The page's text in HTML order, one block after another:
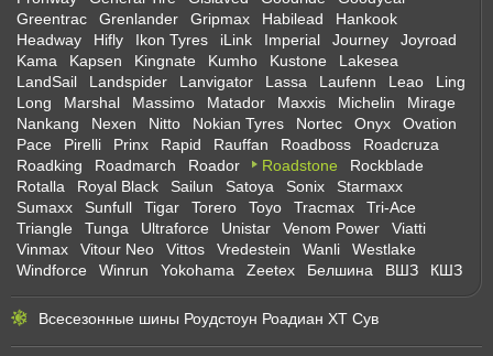
Greentrac
Grenlander Gripmax Habilead
Hankook
Headway
Hifly Ikon Tyres iLink Imperial Journey
Joyroad
Kama
Kapsen Kingnate Kumho Kustone
Lakesea
LandSail
Landspider Lanvigator Lassa Laufenn Leao
Ling
Long
Marshal Massimo Matador Maxxis Michelin
Mirage
Nankang
Nexen Nitto Nokian Tyres Nortec Onyx
Ovation
Pace
Pirelli Prinx Rapid Rauffan Roadboss
Roadcruza
Roadking
Roadmarch Roador Roadstone
Rockblade
Rotalla
Royal Black Sailun Satoya Sonix
Starmaxx
Sumaxx
Sunfull Tigar Torero Toyo Tracmax
Tri-Ace
Triangle
Tunga Ultraforce Unistar Venom Power
Viatti
Vinmax
Vitour Neo Vittos Vredestein Wanli
Westlake
Windforce
Winrun Yokohama Zeetex Белшина ВШЗ КШЗ
Всесезонные шины Роудстоун Роадиан ХТ Сув